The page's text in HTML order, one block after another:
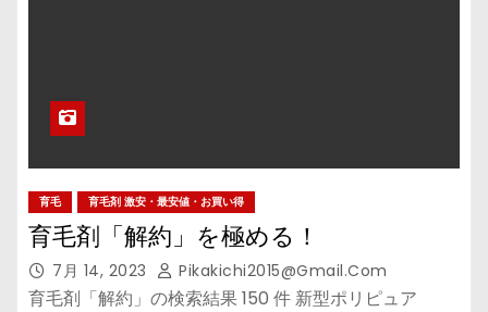
育毛 育毛剤 激安・最安値・お買い得
育毛剤「解約」を極める！
7月 14, 2023 Pikakichi2015@gmail.com
育毛剤「解約」の検索結果 150 件 新型ポリピュア